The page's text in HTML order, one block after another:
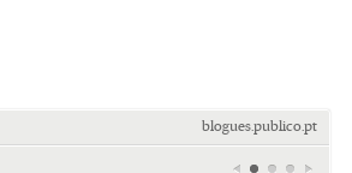
blogues.publico.pt